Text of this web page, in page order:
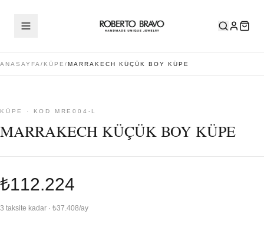
ANASAYFA / KÜPE /MARRAKECH KÜÇÜK BOY KÜPE
KÜPE · KOD MRE004-L
MARRAKECH KÜÇÜK BOY KÜPE
₺112.224
3 taksite kadar · ₺37.408/ay